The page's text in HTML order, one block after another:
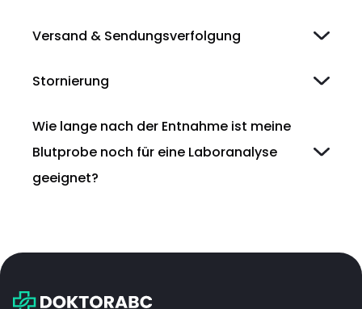
Versand & Sendungsverfolgung
Stornierung
Wie lange nach der Entnahme ist meine
Blutprobe noch für eine Laboranalyse
geeignet?